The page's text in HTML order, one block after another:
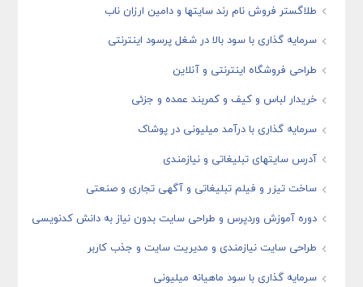
طلاگستر فروش نام رند سایتها و دامین ارزان ناب
سرمایه گذاری با سود بالا در شغل پرسود اینترنتی
طراحی فروشگاه اینترنتی و آنلاین
خریدار لباس و کیف و کمربند عمده و جزئی
سرمایه گذاری با درآمد میلیونی در پوشاک
آدرس سایتهای تبلیغاتی و نیازمندی
ساخت تیزر و فیلم تبلیغاتی و آگهی تجاری و صنعتی
دوره آموزش وردپرس و طراحی سایت بدون نیاز به دانش کدنویسی
طراحی سایت نیازمندی و مدیریت سایت و جذب کاربر
سرمایه گذاری با سود ماهیانه میلیونی